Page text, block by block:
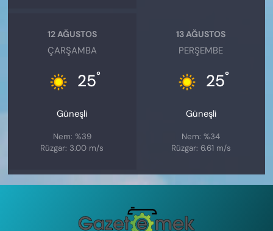
12 AĞUSTOS
ÇARŞAMBA
25°
Güneşli
Nem: %39
Rüzgar: 3.00 m/s
13 AĞUSTOS
PERŞEMBE
25°
Güneşli
Nem: %34
Rüzgar: 6.61 m/s